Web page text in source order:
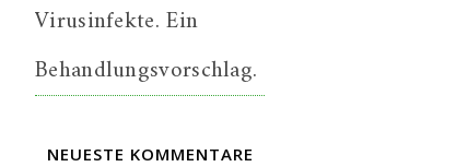
Virusinfekte. Ein
Behandlungsvorschlag.
NEUESTE KOMMENTARE